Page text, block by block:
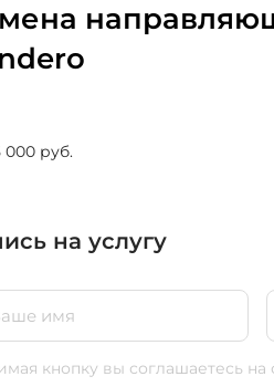
000 руб.
на услугу
кнопку вы соглашаетесь на